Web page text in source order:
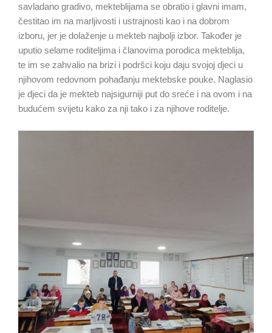
savladano gradivo, mekteblijama se obratio i glavni imam,
čestitao im na marljivosti i ustrajnosti kao i na dobrom
izboru, jer je dolaženje u mekteb najbolji izbor. Također je
uputio selame roditeljima i članovima porodica mekteblija,
te im se zahvalio na brizi i podršci koju daju svojoj djeci u
njihovom redovnom pohađanju mektebske pouke. Naglasio
je djeci da je mekteb najsigurniji put do sreće i na ovom i na
budućem svijetu kako za nji tako i za njihove roditelje.